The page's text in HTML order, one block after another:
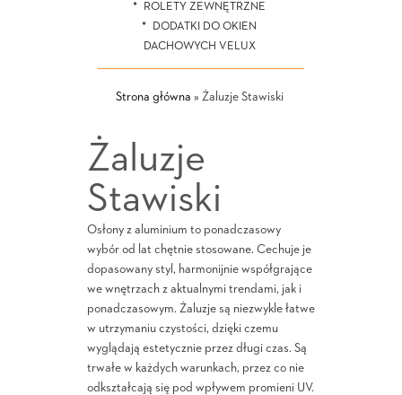
ROLETY ZEWNĘTRZNE
DODATKI DO OKIEN
DACHOWYCH VELUX
Strona główna » Żaluzje Stawiski
Żaluzje
Stawiski
Osłony z aluminium to ponadczasowy
wybór od lat chętnie stosowane. Cechuje je
dopasowany styl, harmonijnie współgrające
we wnętrzach z aktualnymi trendami, jak i
ponadczasowym. Żaluzje są niezwykle łatwe
w utrzymaniu czystości, dzięki czemu
wyglądają estetycznie przez długi czas. Są
trwałe w każdych warunkach, przez co nie
odkształcają się pod wpływem promieni UV.